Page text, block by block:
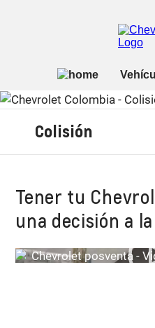
Colisión
Tener tu
una decisión a